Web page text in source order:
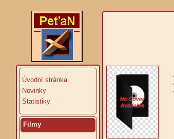
Úvodní stránka
Novinky
Statistiky
Filmy